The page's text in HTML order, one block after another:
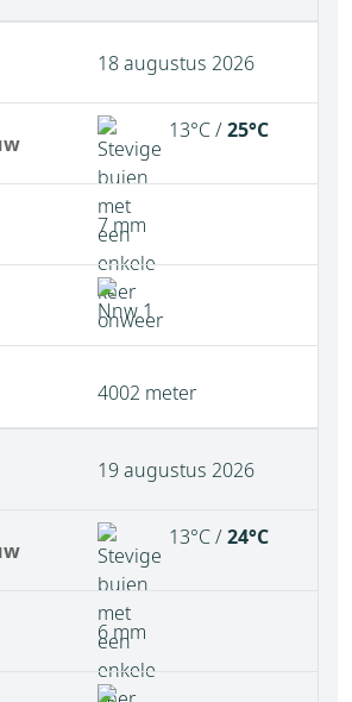
18 augustus 2026
13°C /25°C
7 mm
4002 meter
19 augustus 2026
13°C /24°C
6 mm